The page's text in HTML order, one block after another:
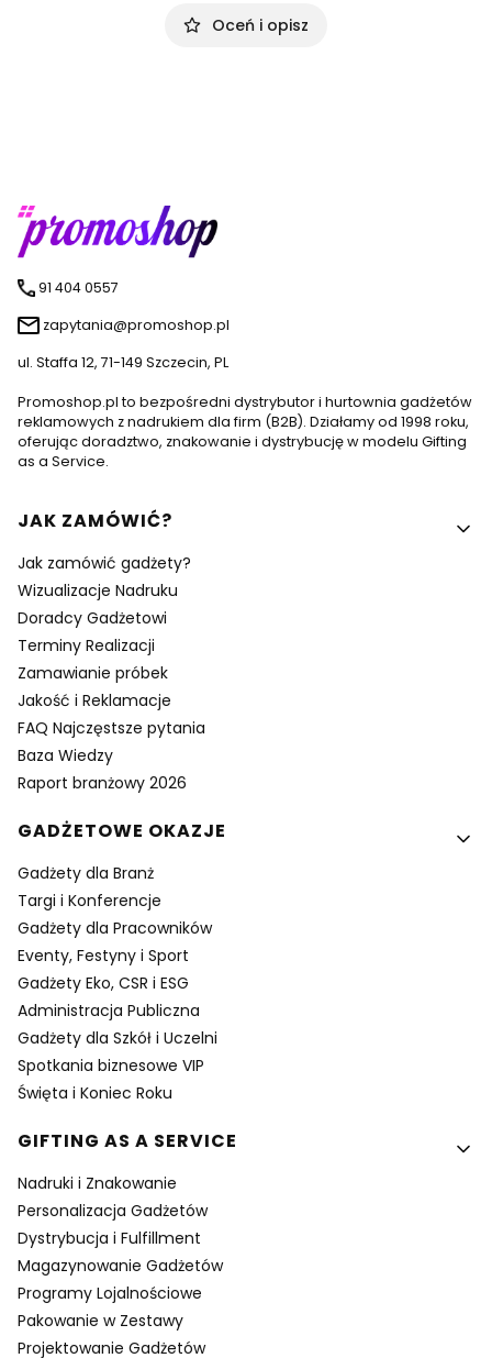
Oceń i opisz
91 404 0557
zapytania@promoshop.pl
ul. Staffa 12, 71-149 Szczecin, PL
Promoshop.pl to bezpośredni dystrybutor i hurtownia gadżetów
reklamowych z nadrukiem dla firm (B2B). Działamy od 1998 roku,
oferując doradztwo, znakowanie i dystrybucję w modelu Gifting
as a Service.
Linki w stopce
JAK ZAMÓWIĆ?
Jak zamówić gadżety?
Wizualizacje Nadruku
Doradcy Gadżetowi
Terminy Realizacji
Zamawianie próbek
Jakość i Reklamacje
FAQ Najczęstsze pytania
Baza Wiedzy
Raport branżowy 2026
GADŻETOWE OKAZJE
Gadżety dla Branż
Targi i Konferencje
Gadżety dla Pracowników
Eventy, Festyny i Sport
Gadżety Eko, CSR i ESG
Administracja Publiczna
Gadżety dla Szkół i Uczelni
Spotkania biznesowe VIP
Święta i Koniec Roku
GIFTING AS A SERVICE
Nadruki i Znakowanie
Personalizacja Gadżetów
Dystrybucja i Fulfillment
Magazynowanie Gadżetów
Programy Lojalnościowe
Pakowanie w Zestawy
Projektowanie Gadżetów